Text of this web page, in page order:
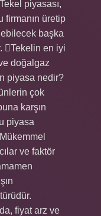
piyasası,
firmanın üretip
başka
Tekelin en iyi
doğalgaz
piyasa nedir?
çok
karşın
piyasa
ve faktör
fiyat arz ve